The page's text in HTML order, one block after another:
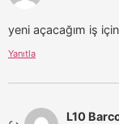
yeni açacağım iş
Yanıtla
L10